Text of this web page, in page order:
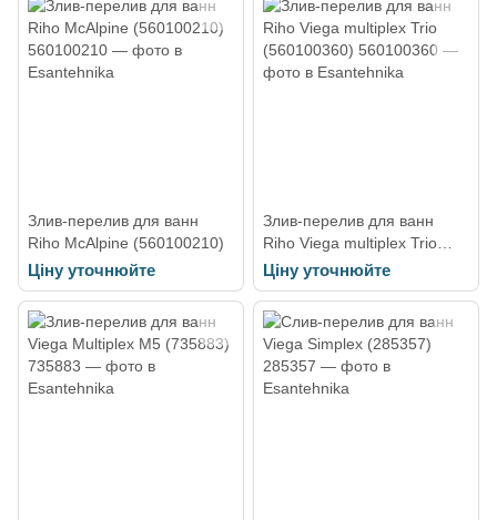
Злив-перелив для ванн
Riho McAlpine (560100210)
Ціну уточнюйте
Злив-перелив для ванн
Riho Viega multiplex Trio
(560100360)
Ціну уточнюйте